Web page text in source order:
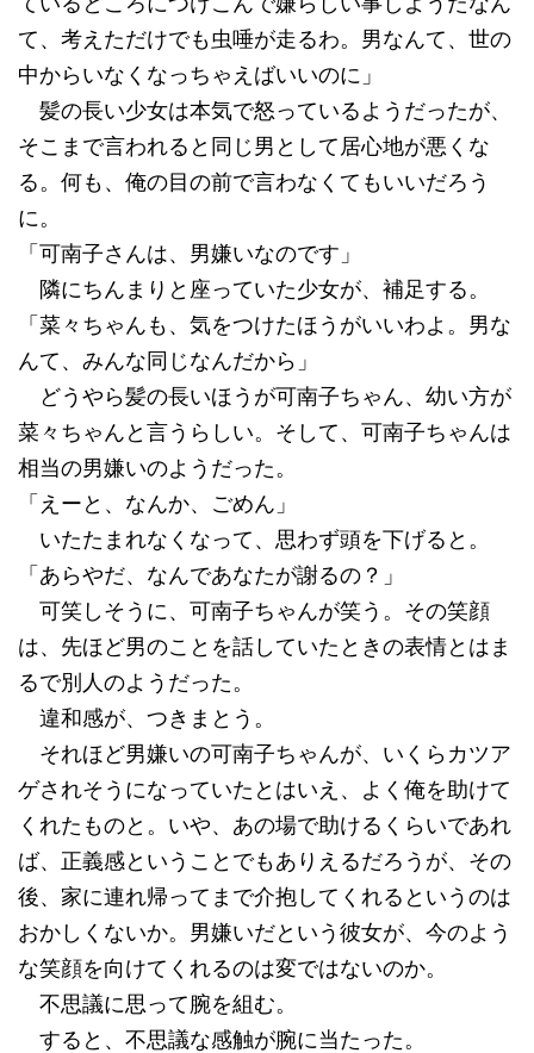
て、考えただけでも虫唾が走るわ。男なんて、世の
中からいなくなっちゃえばいいのに」
髪の長い少女は本気で怒っているようだったが、
そこまで言われると同じ男として居心地が悪くな
る。何も、俺の目の前で言わなくてもいいだろう
に。
「可南子さんは、男嫌いなのです」
隣にちんまりと座っていた少女が、補足する。
「菜々ちゃんも、気をつけたほうがいいわよ。男な
んて、みんな同じなんだから」
どうやら髪の長いほうが可南子ちゃん、幼い方が
菜々ちゃんと言うらしい。そして、可南子ちゃんは
相当の男嫌いのようだった。
「えーと、なんか、ごめん」
いたたまれなくなって、思わず頭を下げると。
「あらやだ、なんであなたが謝るの？」
可笑しそうに、可南子ちゃんが笑う。その笑顔
は、先ほど男のことを話していたときの表情とはま
るで別人のようだった。
違和感が、つきまとう。
それほど男嫌いの可南子ちゃんが、いくらカツア
ゲされそうになっていたとはいえ、よく俺を助けて
くれたものと。いや、あの場で助けるくらいであれ
ば、正義感ということでもありえるだろうが、その
後、家に連れ帰ってまで介抱してくれるというのは
おかしくないか。男嫌いだという彼女が、今のよう
な笑顔を向けてくれるのは変ではないのか。
不思議に思って腕を組む。
すると、不思議な感触が腕に当たった。